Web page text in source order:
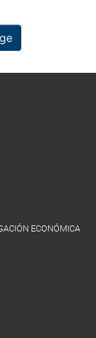
ECONÓMICA